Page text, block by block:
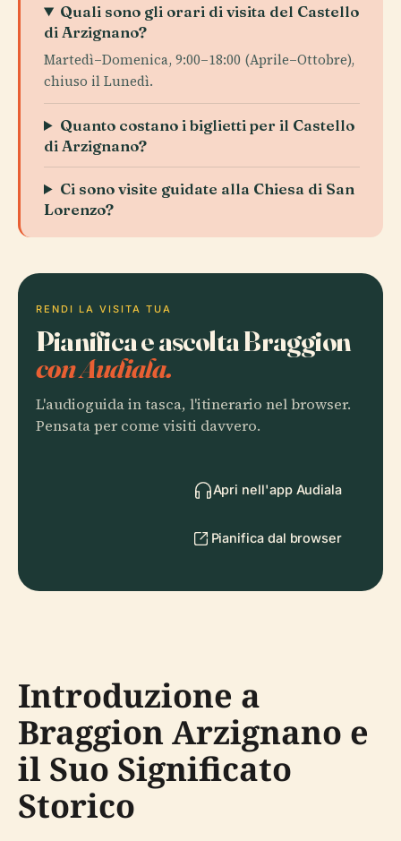
Quali sono gli orari di visita del Castello
di Arzignano?
Martedì–Domenica, 9:00–18:00 (Aprile–Ottobre),
chiuso il Lunedì.
Quanto costano i biglietti per il Castello
di Arzignano?
Ci sono visite guidate alla Chiesa di San
Lorenzo?
RENDI LA VISITA TUA
Pianifica e ascolta Braggion
con Audiala.
L'audioguida in tasca, l'itinerario nel browser.
Pensata per come visiti davvero.
Apri nell'app Audiala
Pianifica dal browser
Introduzione a
Braggion Arzignano e
il Suo Significato
Storico